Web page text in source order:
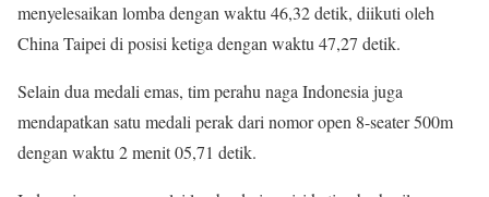
menyelesaikan lomba dengan waktu 46,32 detik, diikuti oleh
China Taipei di posisi ketiga dengan waktu 47,27 detik.
Selain dua medali emas, tim perahu naga Indonesia juga
mendapatkan satu medali perak dari nomor open 8-seater 500m
dengan waktu 2 menit 05,71 detik.